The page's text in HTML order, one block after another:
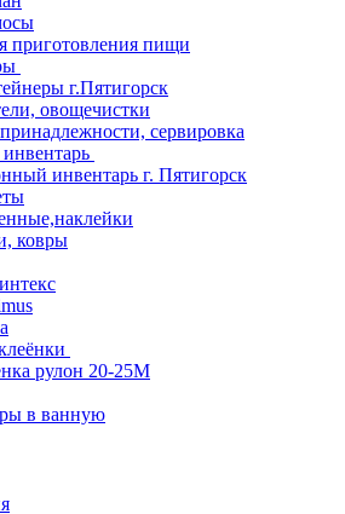
приготовления пищи
г.Пятигорск
овощечистки
сервировка
инвентарь г. Пятигорск
ковры
рулон 20-25М
в ванную